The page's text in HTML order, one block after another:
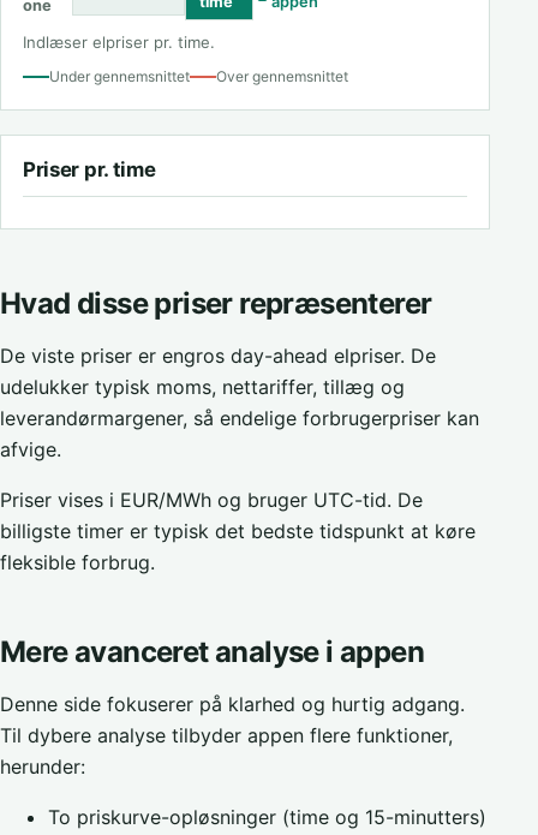
one
Indlæser elpriser pr. time.
Under gennemsnittet Over gennemsnittet
Priser pr. time
Hvad disse priser repræsenterer
De viste priser er engros day-ahead elpriser. De
udelukker typisk moms, nettariffer, tillæg og
leverandørmargener, så endelige forbrugerpriser kan
afvige.
Priser vises i EUR/MWh og bruger UTC-tid. De
billigste timer er typisk det bedste tidspunkt at køre
fleksible forbrug.
Mere avanceret analyse i appen
Denne side fokuserer på klarhed og hurtig adgang.
Til dybere analyse tilbyder appen flere funktioner,
herunder:
To priskurve-opløsninger (time og 15-minutters)